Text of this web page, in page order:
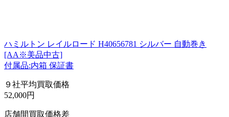
ハミルトン レイルロード H40656781 シルバー 自動巻き
[AA※美品中古]
付属品:内箱 保証書
９社平均買取価格
52,000円
店舗間買取価格差